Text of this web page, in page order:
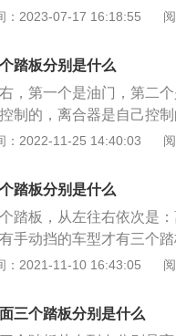
制刹车系统的，踩下刹
踏板时需要有一定技巧
抬起离合器踏板，将会导
动机飞轮与离合器片转
合器片之间的转速差。
：2023-07-17 16:18:55
踏板分别是什么
，第一个是油门，第二
制的，离合器是自己控
但你在心里想，左边是
突发事件，比如侧滑、
久，手的力度不如脚。不
节省更多的力气，哪怕
者之间留有一定间隙，刹
。正确的操作方式应该
作同时踩下刹车油门踏
：2022-11-25 14:40:03
踏板分别是什么
踏板，从左往右依次是
手动挡的车型才有三个
需要离合器踏板的，只
自动调节离合器深度。
。一般的人习惯用右手和
：2021-11-10 16:43:05
三个踏板分别是什么